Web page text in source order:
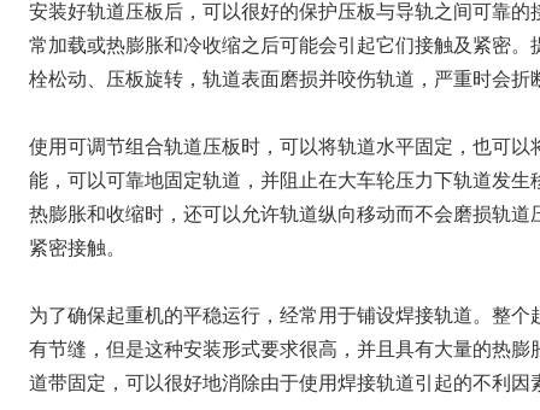
安装好轨道压板后，可以很好的保护压板与导轨之间可靠
常加载或热膨胀和冷收缩之后可能会引起它们接触及紧密
栓松动、压板旋转，轨道表面磨损并咬伤轨道，严重时会
使用可调节组合轨道压板时，可以将轨道水平固定，也可
能，可以可靠地固定轨道，并阻止在大车轮压力下轨道发
热膨胀和收缩时，还可以允许轨道纵向移动而不会磨损轨
紧密接触。
为了确保起重机的平稳运行，经常用于铺设焊接轨道。整
有节缝，但是这种安装形式要求很高，并且具有大量的热
道带固定，可以很好地消除由于使用焊接轨道引起的不利因